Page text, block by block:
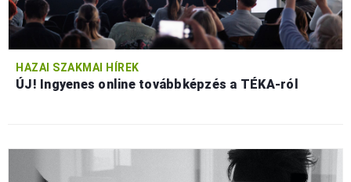
HAZAI SZAKMAI HÍREK
ÚJ! Ingyenes online továbbképzés a TÉKA-ról